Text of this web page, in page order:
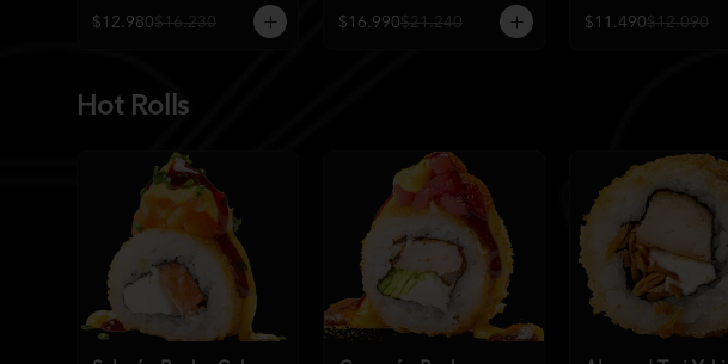
$12.980$16.230
Nikkei
$16.990$21.240 $11.490$12.090
Hot Rolls